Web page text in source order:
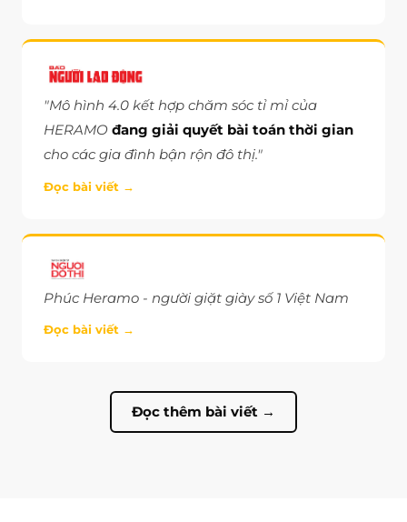
"Mô hình 4.0 kết hợp chăm sóc tỉ mỉ của
HERAMO đang giải quyết bài toán thời gian
cho các gia đình bận rộn đô thị."
Đọc bài viết →
Phúc Heramo - người giặt giày số 1 Việt Nam
Đọc bài viết →
Đọc thêm bài viết →